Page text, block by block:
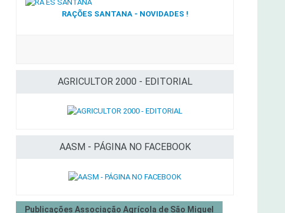
RAÇÕES SANTANA - NOVIDADES !
AGRICULTOR 2000 - EDITORIAL
AASM - PÁGINA NO FACEBOOK
Publicações Associação Agrícola de São Miguel